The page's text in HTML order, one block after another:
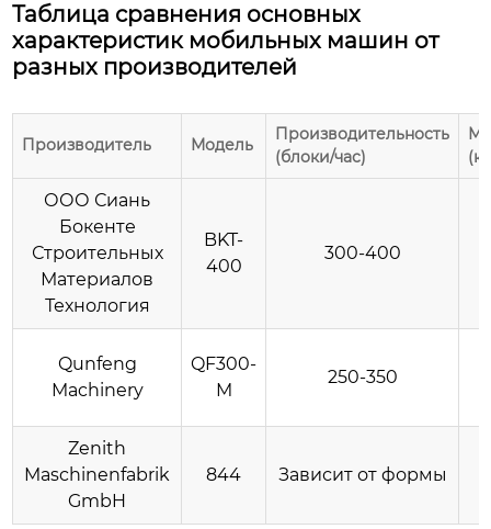
Таблица сравнения основных
характеристик мобильных машин от
разных производителей
Производитель Модель
Производительность
(блоки/час)
ООО Сиань
Бокенте
Строительных
Материалов
Технология
BKT-
400
300-400
Qunfeng
Machinery
QF300-
M
250-350
Zenith
Maschinenfabrik
GmbH
844 Зависит от формы